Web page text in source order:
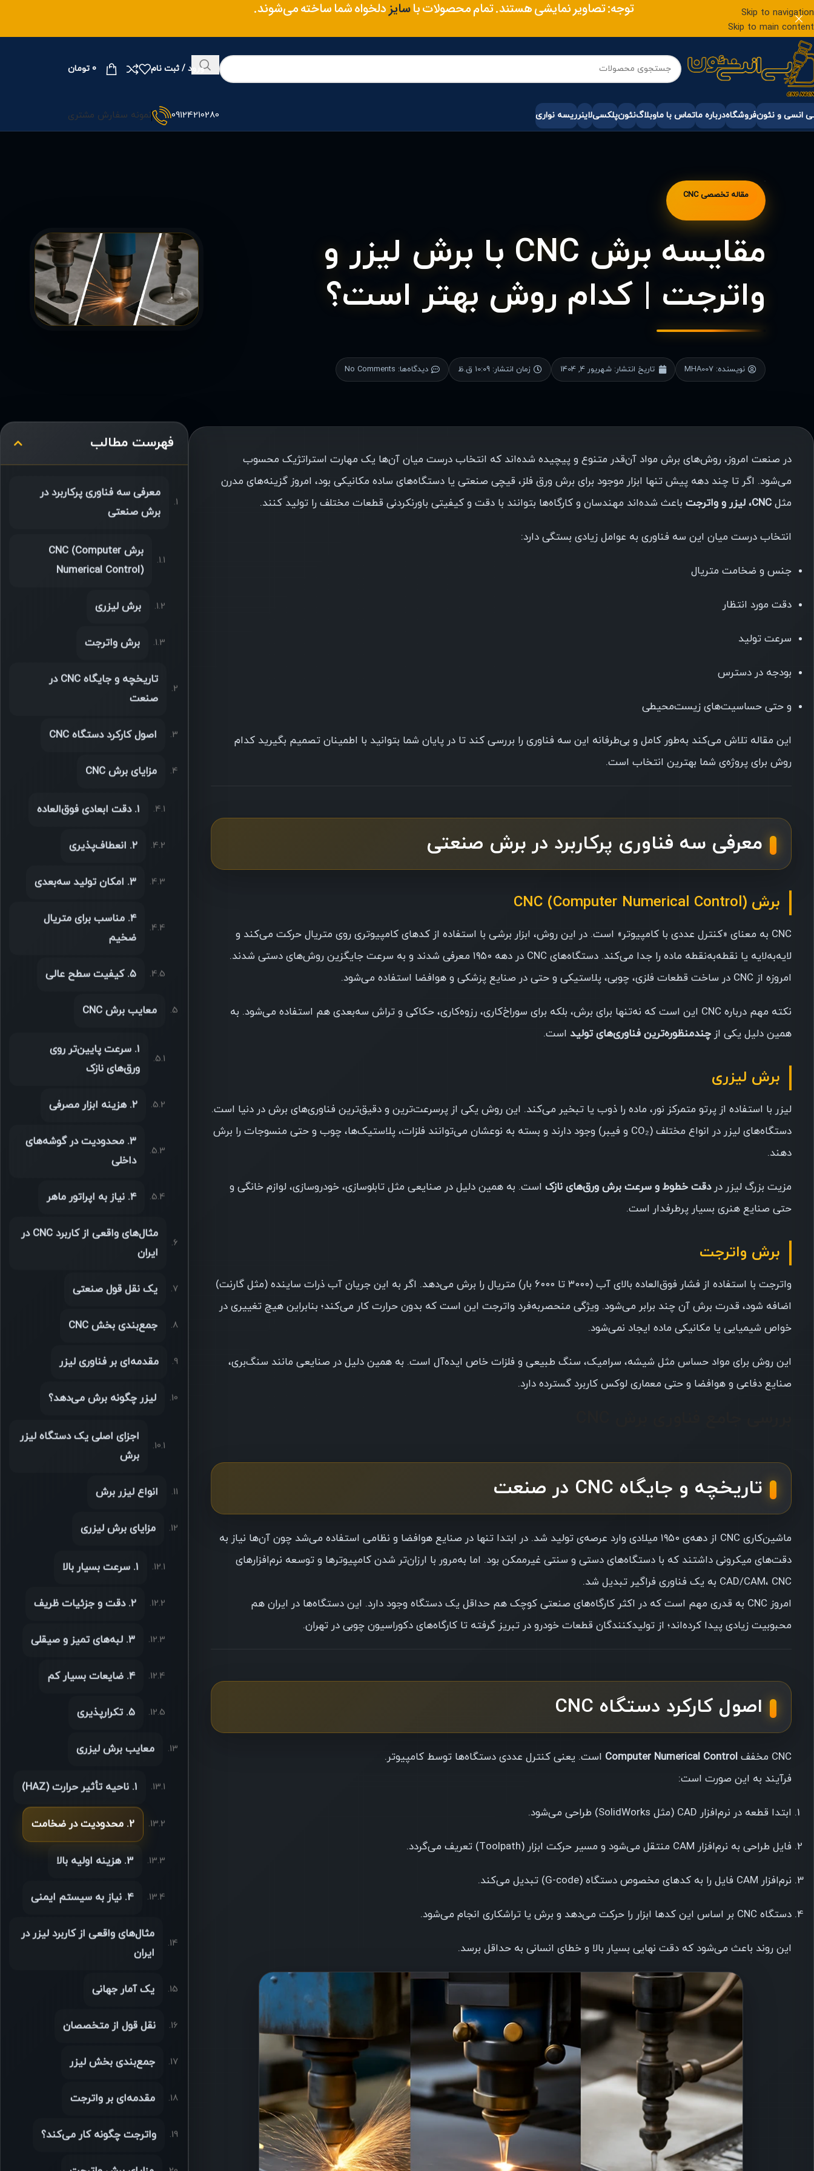
Skip to navigation
Skip to main content
توجه: تصاویر نمایشی هستند. تمام محصولات با رنگ
متریالدلخواه شما ساخته می‌شوند.
ورود / ثبت نام 0 تومان
انسی و نئونفروشگاهدرباره ماتماس با ماوبلاگنئونپلکسیلاینرریسه نواری 09124210280 نمونه سفارش مشتری
مقاله تخصصی CNC
مقایسه برش CNC با برش لیزر و
واترجت | کدام روش بهتر است؟
نویسنده: تاریخ انتشار: شهریور 4, 1404 زمان انتشار: 10:09 ق.ظ دیدگاه‌ها:
در صنعت امروز، روش‌های برش مواد آن‌قدر متنوع و پیچیده شده‌اند که انتخاب درست میان آن‌ها یک مهارت استراتژیک محسوب
می‌شود. اگر تا چند دهه پیش تنها ابزار موجود برای برش ورق فلز، قیچی صنعتی یا دستگاه‌های ساده مکانیکی بود، امروز گزینه‌های مدرن
مثل CNC، لیزر و واترجت باعث شده‌اند مهندسان و کارگاه‌ها بتوانند با دقت و کیفیتی باورنکردنی قطعات مختلف را تولید کنند.
انتخاب درست میان این سه فناوری به عوامل زیادی بستگی دارد:
جنس و ضخامت متریال
دقت مورد انتظار
سرعت تولید
بودجه در دسترس
و حتی حساسیت‌های زیست‌محیطی
این مقاله تلاش می‌کند به‌طور کامل و بی‌طرفانه این سه فناوری را بررسی کند تا در پایان شما بتوانید با اطمینان تصمیم بگیرید کدام
روش برای پروژه‌ی شما بهترین انتخاب است.
معرفی سه فناوری پرکاربرد در برش صنعتی
برش CNC (Computer Numerical Control)
CNC به معنای «کنترل عددی با کامپیوتر» است. در این روش، ابزار برشی با استفاده از کدهای کامپیوتری روی متریال حرکت می‌کند و
لایه‌به‌لایه یا نقطه‌به‌نقطه ماده را جدا می‌کند. دستگاه‌های CNC در دهه ۱۹۵۰ معرفی شدند و به سرعت جایگزین روش‌های دستی شدند.
امروزه از CNC در ساخت قطعات فلزی، چوبی، پلاستیکی و حتی در صنایع پزشکی و هوافضا استفاده می‌شود.
نکته مهم درباره CNC این است که نه‌تنها برای برش، بلکه برای سوراخ‌کاری، رزوه‌کاری، حکاکی و تراش سه‌بعدی هم استفاده می‌شود. به
همین دلیل یکی از چندمنظوره‌ترین فناوری‌های تولید است.
برش لیزری
لیزر با استفاده از پرتو متمرکز نور، ماده را ذوب یا تبخیر می‌کند. این روش یکی از پرسرعت‌ترین و دقیق‌ترین فناوری‌های برش در دنیا است.
دستگاه‌های لیزر در انواع مختلف (CO₂ و فیبر) وجود دارند و بسته به نوعشان می‌توانند فلزات، پلاستیک‌ها، چوب و حتی منسوجات را برش
دهند.
مزیت بزرگ لیزر دردقت خطوط و سرعت برش ورق‌های نازک است. به همین دلیل در صنایعی مثل تابلوسازی، خودروسازی، لوازم خانگی و
حتی صنایع هنری بسیار پرطرفدار است.
برش واترجت
واترجت با استفاده از فشار فوق‌العاده بالای آب (۳۰۰۰ تا ۶۰۰۰ بار) متریال را برش می‌دهد. اگر به این جریان آب ذرات ساینده (مثل گارنت)
اضافه شود، قدرت برش آن چند برابر می‌شود. ویژگی منحصر‌به‌فرد واترجت این است که بدون حرارت کار می‌کند؛ بنابراین هیچ تغییری در
خواص شیمیایی یا مکانیکی ماده ایجاد نمی‌شود.
این روش برای مواد حساس مثل شیشه، سرامیک، سنگ طبیعی و فلزات خاص ایده‌آل است. به همین دلیل در صنایعی مانند سنگ‌بری،
صنایع دفاعی و هوافضا و حتی معماری لوکس کاربرد گسترده دارد.
تاریخچه و جایگاه CNC در صنعت
ماشین‌کاری CNC از دهه‌ی ۱۹۵۰ میلادی وارد عرصه‌ی تولید شد. در ابتدا تنها در صنایع هوافضا و نظامی استفاده می‌شد چون آن‌ها نیاز به
دقت‌های میکرونی داشتند که با دستگاه‌های دستی و سنتی غیرممکن بود. اما به‌مرور با ارزان‌تر شدن کامپیوترها و توسعه نرم‌افزارهای
CAD/CAM، CNC به یک فناوری فراگیر تبدیل شد.
امروز CNC به قدری مهم است که در اکثر کارگاه‌های صنعتی کوچک هم حداقل یک دستگاه وجود دارد. این دستگاه‌ها در ایران هم
محبوبیت زیادی پیدا کرده‌اند؛ از تولیدکنندگان قطعات خودرو در تبریز گرفته تا کارگاه‌های دکوراسیون چوبی در تهران.
اصول کارکرد دستگاه CNC
CNC مخفف Computer Numerical Control است. یعنی کنترل عددی دستگاه‌ها توسط کامپیوتر.
فرآیند به این صورت است:
ابتدا قطعه در نرم‌افزار CAD (مثل SolidWorks) طراحی می‌شود.
فایل طراحی به نرم‌افزار CAM منتقل می‌شود و مسیر حرکت ابزار (Toolpath) تعریف می‌گردد.
نرم‌افزار CAM فایل را به کدهای مخصوص دستگاه (G-code) تبدیل می‌کند.
دستگاه CNC بر اساس این کدها ابزار را حرکت می‌دهد و برش یا تراشکاری انجام می‌شود.
این روند باعث می‌شود که دقت نهایی بسیار بالا و خطای انسانی به حداقل برسد.
فهرست مطالب
معرفی سه فناوری پرکاربرد در
برش صنعتی
برش CNC (Computer
Numerical Control)
برش لیزری
برش واترجت
تاریخچه و جایگاه CNC در
صنعت
اصول کارکرد دستگاه CNC
مزایای برش CNC
۱. دقت ابعادی فوق‌العاده
۲. انعطاف‌پذیری
۳. امکان تولید سه‌بعدی
۴. مناسب برای متریال
ضخیم
۵. کیفیت سطح عالی
معایب برش CNC
۱. سرعت پایین‌تر روی
ورق‌های نازک
۲. هزینه ابزار مصرفی
۳. محدودیت در گوشه‌های
داخلی
۴. نیاز به اپراتور ماهر
مثال‌های واقعی از کاربرد CNC در
ایران
یک نقل قول صنعتی
جمع‌بندی بخش CNC
مقدمه‌ای بر فناوری لیزر
لیزر چگونه برش می‌دهد؟
اجزای اصلی یک دستگاه لیزر
برش
انواع لیزر برش
مزایای برش لیزری
۱. سرعت بسیار بالا
۲. دقت و جزئیات ظریف
۳. لبه‌های تمیز و صیقلی
۴. ضایعات بسیار کم
۵. تکرارپذیری
معایب برش لیزری
۱. ناحیه تأثیر حرارت (HAZ)
2. محدودیت در ضخامت
3. هزینه اولیه بالا
4. نیاز به سیستم ایمنی
مثال‌های واقعی از کاربرد لیزر در
ایران
یک آمار جهانی
نقل قول از متخصصان
جمع‌بندی بخش لیزر
مقدمه‌ای بر واترجت
واترجت چگونه کار می‌کند؟